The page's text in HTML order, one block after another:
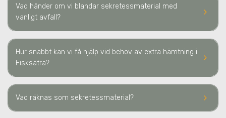
keyboard_arrow_right
Vad händer om vi blandar sekretessmaterial med
vanligt avfall?
keyboard_arrow_right
Hur snabbt kan vi få hjälp vid behov av extra hämtning i
Fisksätra?
keyboard_arrow_right
Vad räknas som sekretessmaterial?